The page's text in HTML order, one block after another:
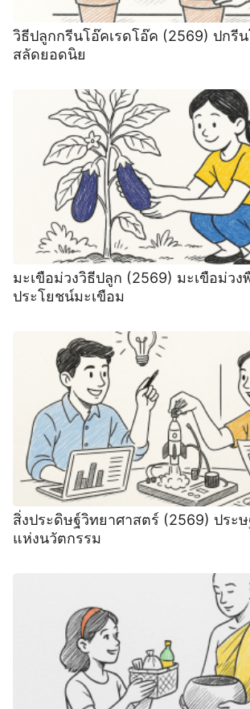
วิธีปลูกกรีนโอ๊คเรดโอ๊ค (2569) ปกรี
สลัดยอดนิย
มะเขือม่วงวิธีปลูก (2569) มะเขือม่วง
ประโยชน์มะเขือม
สิ่งประดิษฐ์วิทยาศาสตร์ (2569) ประ
แห่งนวัตกรรม